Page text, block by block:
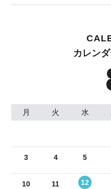
カレン
月 火 水
3 4 5
10 11 12
カレン
月 火 水
7 8 9
14 15 16
カレン
月 火 水
5 6 7
12 13 14